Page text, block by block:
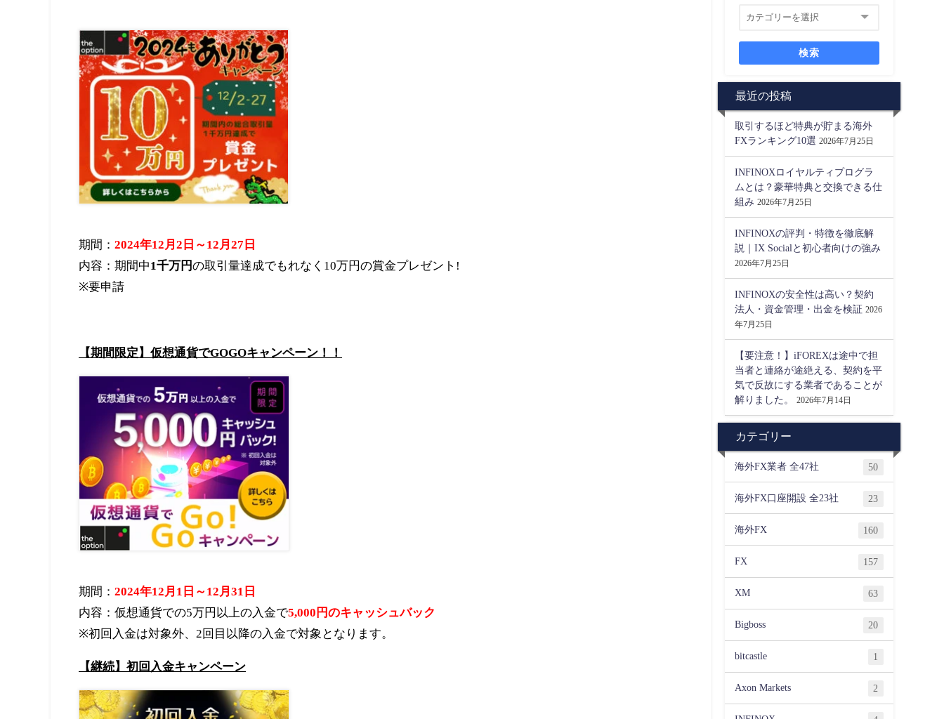
期間： 2024年12月2日～12月27日
内容：期間中1千万円の取引量達成でもれなく10万円の賞金プレゼント!
※要申請
【期間限定】仮想通貨でGOGOキャンペーン！！
期間： 2024年12月 1 日～12月 31 日
内容：仮想通貨での5万円以上の入金で5,000円のキャッシュバック
※初回入金は対象外、 2回目以降の入金で対象となります。
【継続】初回入金キャンペーン
検索
最近の投稿
取引するほど特典が貯まる海外
FXランキング10選 2026年7月25日
INFINOXロイヤルティプログラ
ムとは？豪華特典と交換できる仕
組み 2026年7月25日
INFINOXの評判・特徴を徹底解
説｜IX Socialと初心者向けの強み
2026年7月25日
INFINOXの安全性は高い？契約
法人・資金管理・出金を検証 2026
年7月25日
【要注意！】iFOREXは途中で担
当者と連絡が途絶える、契約を平
気で反故にする業者であることが
解りました。
2026年7月14日
カテゴリー
海外FX業者 全47社 50
海外FX口座開設 全23社 23
海外FX 160
FX 157
XM 63
Bigboss 20
bitcastle 1
Axon Markets 2